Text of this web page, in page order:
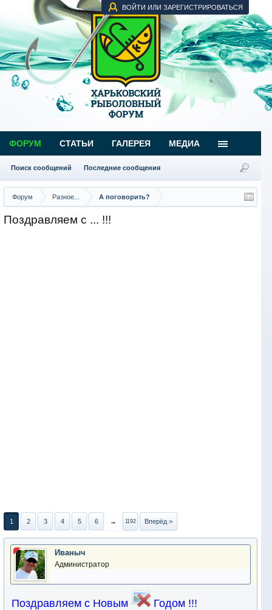
ВОЙТИ ИЛИ ЗАРЕГИСТРИРОВАТЬСЯ
Форум Разное... А поговорить?
Поздравляем с ... !!!
1 2 3 4 5 6 → 1192 Вперёд >
Иваныч
Администратор
Поздравляем с Новым Годом !!!
ФОРУМ
Поиск сообщений Последние сообщения
СТАТЬИ ГАЛЕРЕЯ МЕДИА